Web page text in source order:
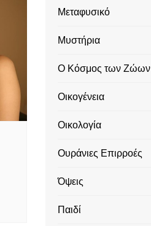
Μεταφυσικό
Μυστήρια
Ο Κόσμος των Ζώων
Οικογένεια
Οικολογία
Ουράνιες Επιρροές
Όψεις
Παιδί